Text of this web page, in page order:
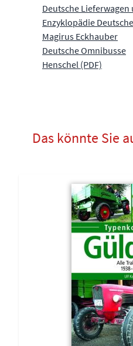
Deutsche
Enzyklopädie
Magirus Eckhauber
Deutsche Omnibusse
Henschel (PDF)
Das könnte Sie